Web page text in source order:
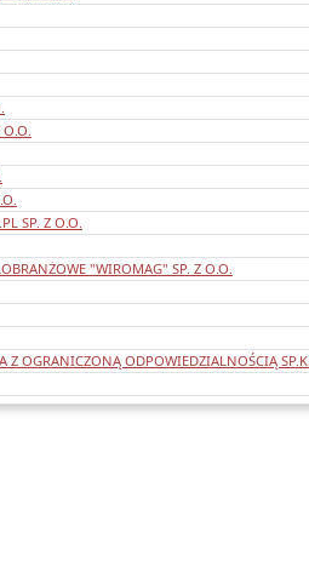
SP. Z O.O.
"WIROMAG" SP. Z O.O.
Z OGRANICZONĄ ODPOWIEDZIALNOŚCIĄ SP.K.